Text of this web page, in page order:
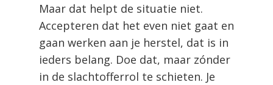
Maar dat helpt de situatie niet.
Accepteren dat het even niet gaat en
gaan werken aan je herstel, dat is in
ieders belang. Doe dat, maar zónder
in de slachtofferrol te schieten. Je